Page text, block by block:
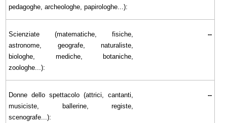
pedagoghe, archeologhe, papirologhe...):
Scienziate (matematiche, fisiche,
astronome, geografe, naturaliste,
biologhe, mediche, botaniche,
zoologhe...):
--
Donne dello spettacolo (attrici, cantanti,
musiciste, ballerine, registe,
scenografe...):
--